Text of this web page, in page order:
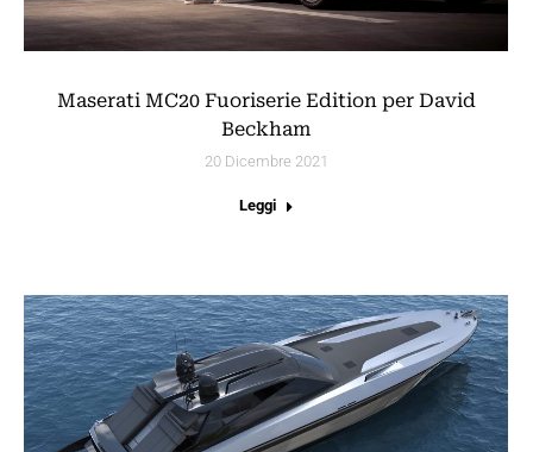
Maserati MC20 Fuoriserie Edition per David
Beckham
20 Dicembre 2021
Leggi